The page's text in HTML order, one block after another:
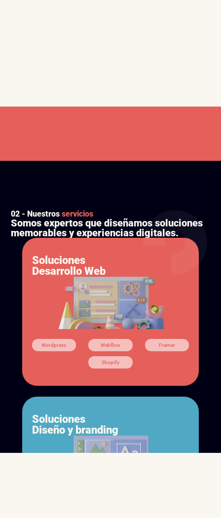
02 - Nuestros servicios
Somos expertos que diseñamos soluciones
memorables y experiencias digitales.
Soluciones
Desarrollo Web
Wordpress Webflow Framer
Shopify
Soluciones
Diseño y branding